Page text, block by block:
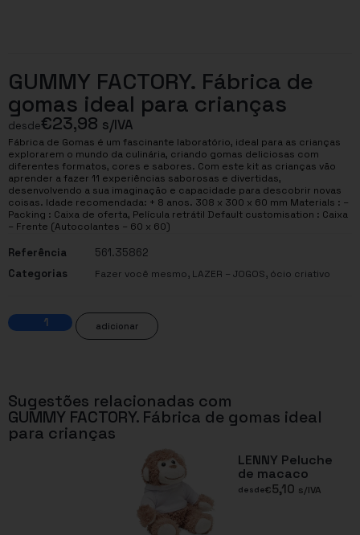
GUMMY FACTORY. Fábrica de
gomas ideal para crianças
desde€23,98 s/IVA
Fábrica de Gomas é um fascinante laboratório, ideal para as crianças
explorarem o mundo da culinária, criando gomas deliciosas com
diferentes formatos, cores e sabores. Com este kit as crianças vão
aprender a fazer 11 experiências saborosas e divertidas,
desenvolvendo a sua imaginação e capacidade para descobrir novas
coisas. Idade recomendada: + 8 anos. 308 x 300 x 60 mm Materials : –
Packing : Caixa de oferta, Película retrátil Default customisation : Caixa
– Frente (Autocolantes – 60 x 60)
Referência
561.35862
Categorias
Fazer você mesmo, LAZER – JOGOS, ócio criativo
adicionar
Sugestões relacionadas com
GUMMY FACTORY. Fábrica de gomas ideal
para crianças
LENNY Peluche
de macaco
desde€5,10 s/IVA